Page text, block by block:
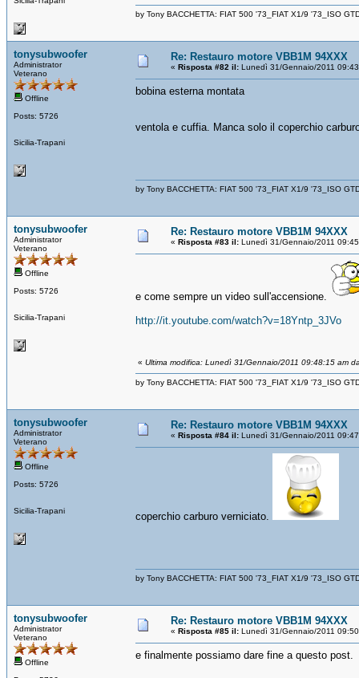
by Tony BACCHETTA: FIAT 500 '73_FIAT X1/9 '73_ISO
tonysubwoofer
Administrator
Veterano
Offline
Posts: 5726
Sicilia-Trapani
Re: Restauro motore VBB1M 94XXX
« Risposta #82 il: Lunedì 31/Gennaio/2011
bobina esterna montata
ventola e cuffia. Manca solo il coperchio
by Tony BACCHETTA: FIAT 500 '73_FIAT X1/9 '73_ISO
tonysubwoofer
Administrator
Veterano
Offline
Posts: 5726
Sicilia-Trapani
Re: Restauro motore VBB1M 94XXX
« Risposta #83 il: Lunedì 31/Gennaio/2011
e come sempre un video sull'accensione.
http://it.youtube.com/watch?v=18Yntp_3JVo
« Ultima modifica: Lunedì 31/Gennaio/2011 09:48:15 am
by Tony BACCHETTA: FIAT 500 '73_FIAT X1/9 '73_ISO
tonysubwoofer
Administrator
Veterano
Offline
Posts: 5726
Sicilia-Trapani
Re: Restauro motore VBB1M 94XXX
« Risposta #84 il: Lunedì 31/Gennaio/2011
coperchio carburo verniciato.
by Tony BACCHETTA: FIAT 500 '73_FIAT X1/9 '73_ISO
tonysubwoofer
Administrator
Veterano
Offline
Re: Restauro motore VBB1M 94XXX
« Risposta #85 il: Lunedì 31/Gennaio/2011
e finalmente possiamo dare fine a questo post.